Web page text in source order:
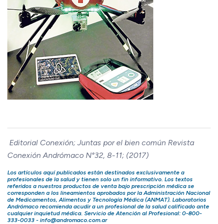
Editorial Conexión; Juntas por el bien común Revista
Conexión Andrómaco N°32, 8-11; (2017)
Los artículos aquí publicados están destinados exclusivamente a
profesionales de la salud y tienen solo un fin informativo. Los textos
referidos a nuestros productos de venta bajo prescripción médica se
corresponden a los lineamientos aprobados por la Administración Nacional
de Medicamentos, Alimentos y Tecnología Médica (ANMAT). Laboratorios
Andrómaco recomienda acudir a un profesional de la salud calificado ante
cualquier inquietud médica. Servicio de Atención al Profesional: 0-800-
333-0033 - info@andromaco.com.ar